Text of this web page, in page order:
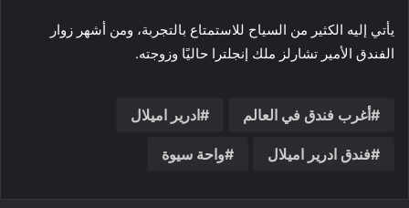
يأتي إليه الكثير من السياح للاستمتاع بالتجربة، ومن أشهر زوار
الفندق الأمير تشارلز ملك إنجلترا حاليًا وزوجته.
أغرب فندق في العالم ادرير اميلال
فندق ادرير اميلال واحة سيوة